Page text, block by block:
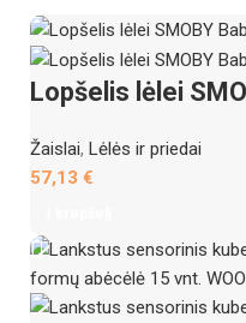
Lopšelis lėlei
Žaislai, Lėlės ir priedai
57,13 €